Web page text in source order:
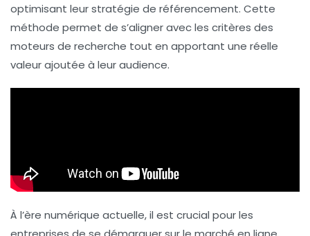
optimisant leur stratégie de référencement. Cette
méthode permet de s’aligner avec les critères des
moteurs de recherche tout en apportant une réelle
valeur ajoutée à leur audience.
À l’ère numérique actuelle, il est crucial pour les